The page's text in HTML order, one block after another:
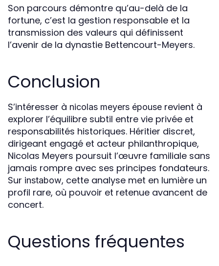
Son parcours démontre qu’au-delà de la
fortune, c’est la gestion responsable et la
transmission des valeurs qui définissent
l’avenir de la dynastie Bettencourt-Meyers.
Conclusion
S’intéresser à nicolas meyers épouse revient à
explorer l’équilibre subtil entre vie privée et
responsabilités historiques. Héritier discret,
dirigeant engagé et acteur philanthropique,
Nicolas Meyers poursuit l’œuvre familiale sans
jamais rompre avec ses principes fondateurs.
Sur instabow, cette analyse met en lumière un
profil rare, où pouvoir et retenue avancent de
concert.
Questions fréquentes